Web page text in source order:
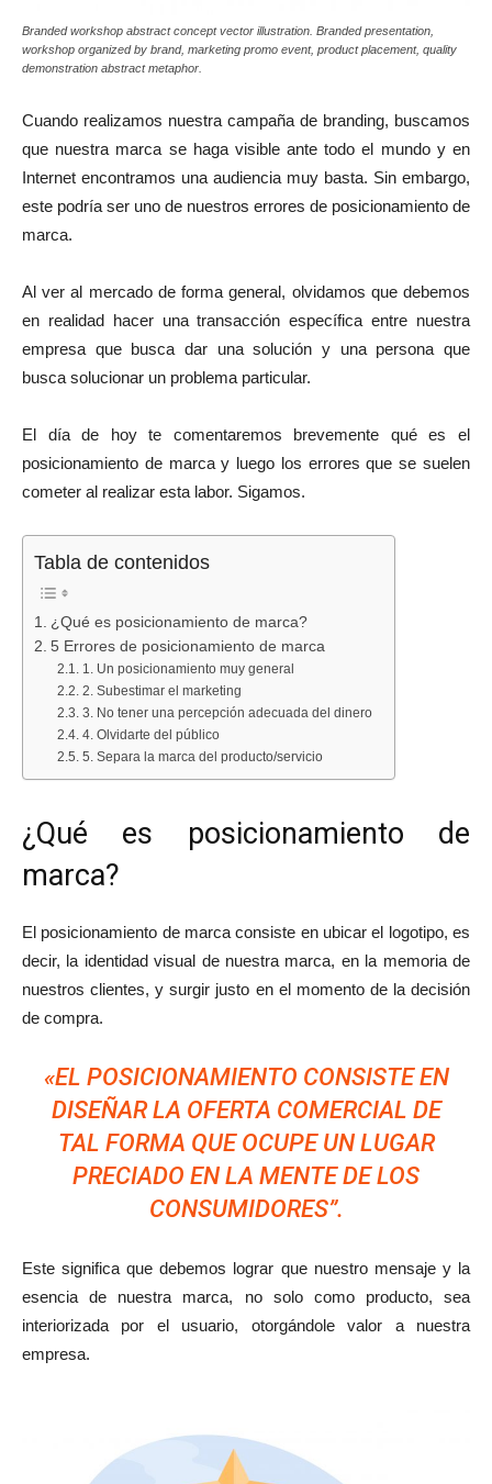
Branded workshop abstract concept vector illustration. Branded presentation,
workshop organized by brand, marketing promo event, product placement, quality
demonstration abstract metaphor.
Cuando realizamos nuestra campaña de branding, buscamos
que nuestra marca se haga visible ante todo el mundo y en
Internet encontramos una audiencia muy basta. Sin embargo,
este podría ser uno de nuestros errores de posicionamiento de
marca.
Al ver al mercado de forma general, olvidamos que debemos
en realidad hacer una transacción específica entre nuestra
empresa que busca dar una solución y una persona que
busca solucionar un problema particular.
El día de hoy te comentaremos brevemente qué es el
posicionamiento de marca y luego los errores que se suelen
cometer al realizar esta labor. Sigamos.
Tabla de contenidos
¿Qué es posicionamiento de marca?
5 Errores de posicionamiento de marca
1. Un posicionamiento muy general
2. Subestimar el marketing
3. No tener una percepción adecuada del dinero
4. Olvidarte del público
5. Separa la marca del producto/servicio
¿Qué es posicionamiento de
marca?
El posicionamiento de marca consiste en ubicar el logotipo, es
decir, la identidad visual de nuestra marca, en la memoria de
nuestros clientes, y surgir justo en el momento de la decisión
de compra.
«EL POSICIONAMIENTO CONSISTE EN
DISEÑAR LA OFERTA COMERCIAL DE
TAL FORMA QUE OCUPE UN LUGAR
PRECIADO EN LA MENTE DE LOS
CONSUMIDORES”.
Este significa que debemos lograr que nuestro mensaje y la
esencia de nuestra marca, no solo como producto, sea
interiorizada por el usuario, otorgándole valor a nuestra
empresa.